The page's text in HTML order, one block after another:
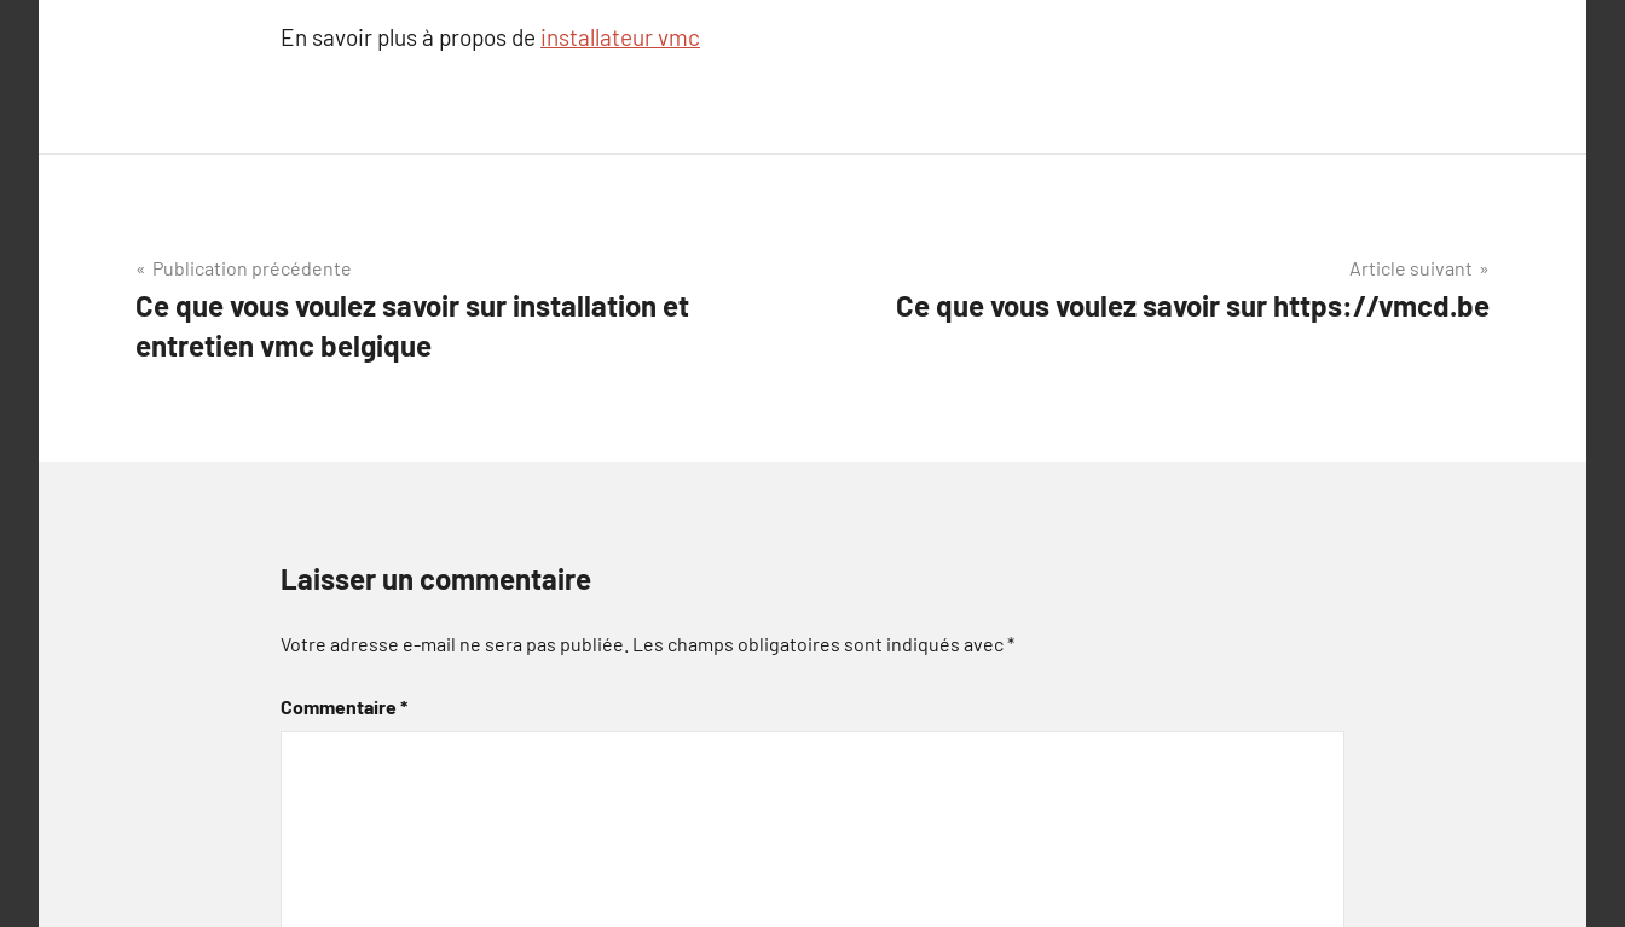
En savoir plus à propos de installateur vmc
Navigation
de
l’article
Publication précédente
Ce que vous voulez savoir sur installation et
entretien vmc belgique
Article suivant
Ce que vous voulez savoir sur https://vmcd.be
Laisser un commentaire
Votre adresse e-mail ne sera pas publiée. Les champs obligatoires sont indiqués avec*
Commentaire*